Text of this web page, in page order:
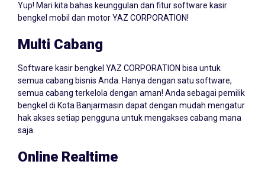
Yup! Mari kita bahas keunggulan dan fitur software kasir
bengkel mobil dan motor YAZ CORPORATION!
Multi Cabang
Software kasir bengkel YAZ CORPORATION bisa untuk
semua cabang bisnis Anda. Hanya dengan satu software,
semua cabang terkelola dengan aman! Anda sebagai pemilik
bengkel di Kota Banjarmasin dapat dengan mudah mengatur
hak akses setiap pengguna untuk mengakses cabang mana
saja.
Online Realtime